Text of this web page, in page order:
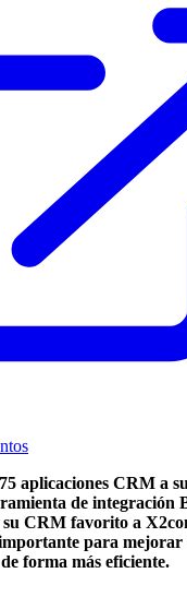
aplicaciones CRM a
de integración
CRM favorito a
para mejorar
forma más eficiente.